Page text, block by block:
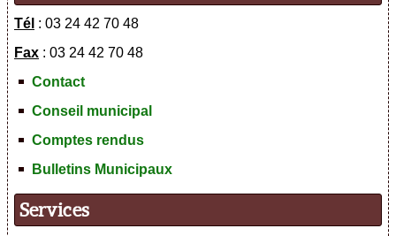
Tél : 03 24 42 70 48
Fax : 03 24 42 70 48
Contact
Conseil municipal
Comptes rendus
Bulletins Municipaux
Services